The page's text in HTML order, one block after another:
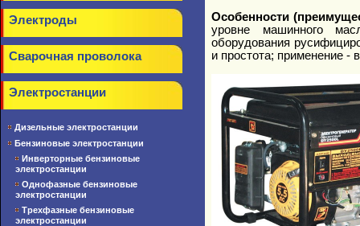
Электроды
Сварочная проволока
Электростанции
Дизельные электростанции
Бензиновые электростанции
Инверторные бензиновые
электростанции
Однофазные бензиновые
электростанции
Трехфазные бензиновые
электростанции
Особенности
уровне машинного
оборудования
и простота; применение -